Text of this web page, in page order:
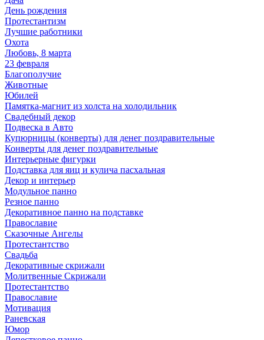
День рождения
Протестантизм
Лучшие работники
Охота
Любовь, 8 марта
23 февраля
Благополучие
Животные
Юбилей
Памятка-магнит из холста на холодильник
Свадебный декор
Подвеска в Авто
Купюрницы (конверты) для денег поздравительные
Конверты для денег поздравительные
Интерьерные фигурки
Подставка для яиц и кулича пасхальная
Декор и интерьер
Модульное панно
Резное панно
Декоративное панно на подставке
Православие
Сказочные Ангелы
Протестантство
Свадьба
Декоративные скрижали
Молитвенные Скрижали
Протестантство
Православие
Мотивация
Раневская
Юмор